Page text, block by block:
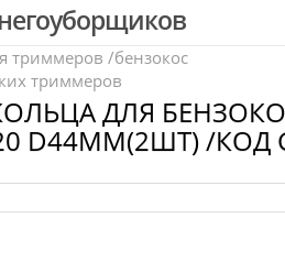
другие
устройства
триммеров /бензокос
триммеров
ДЛЯ
D44ММ(2ШТ) /КОД